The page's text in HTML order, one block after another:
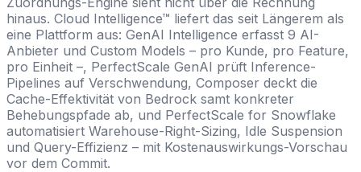
hinaus. Cloud Intelligence™ liefert das seit Längerem als
eine Plattform aus: GenAI Intelligence erfasst 9 AI-
Anbieter und Custom Models – pro Kunde, pro Feature,
pro Einheit –, PerfectScale GenAI prüft Inference-
Pipelines auf Verschwendung, Composer deckt die
Cache-Effektivität von Bedrock samt konkreter
Behebungspfade ab, und PerfectScale for Snowflake
automatisiert Warehouse-Right-Sizing, Idle Suspension
und Query-Effizienz – mit Kostenauswirkungs-Vorschau
vor dem Commit.